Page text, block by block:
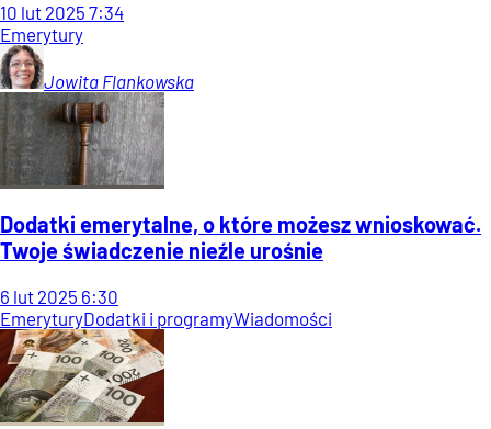
10 lut 2025 7:34
Emerytury
Jowita Flankowska
Dodatki emerytalne, o które możesz wnioskować.
Twoje świadczenie nieźle urośnie
6 lut 2025 6:30
EmeryturyDodatki i programyWiadomości